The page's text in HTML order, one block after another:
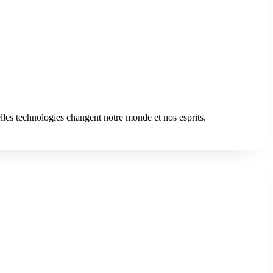
technologies changent notre monde et nos esprits.